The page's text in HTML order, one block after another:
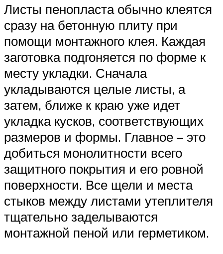
Листы пенопласта обычно клеятся
сразу на бетонную плиту при
помощи монтажного клея. Каждая
заготовка подгоняется по форме к
месту укладки. Сначала
укладываются целые листы, а
затем, ближе к краю уже идет
укладка кусков, соответствующих
размеров и формы. Главное – это
добиться монолитности всего
защитного покрытия и его ровной
поверхности. Все щели и места
стыков между листами утеплителя
тщательно заделываются
монтажной пеной или герметиком.